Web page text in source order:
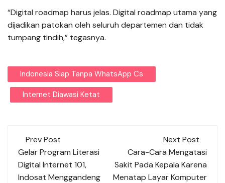
“Digital roadmap harus jelas. Digital roadmap utama yang
dijadikan patokan oleh seluruh departemen dan tidak
tumpang tindih,” tegasnya.
Indonesia Siap Tanpa WhatsApp Cs
Internet Diawasi Ketat
Post
navigation
Prev Post
Gelar Program Literasi
Digital Internet 101,
Indosat Menggandeng
Next Post
Cara-Cara Mengatasi
Sakit Pada Kepala Karena
Menatap Layar Komputer